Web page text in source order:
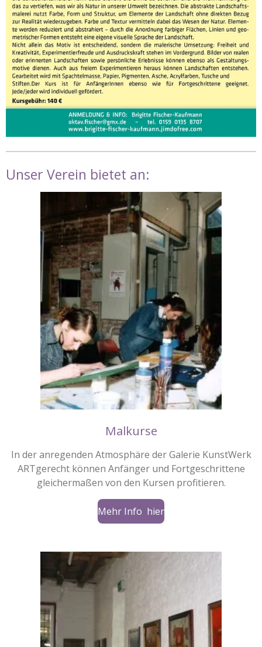
Unser Verein bietet an:
Malkurse
In der anregenden Atmosphäre der Galerie KunstWerk
ARTgerecht können Anfänger und Fortgeschrittene
gleichermaßen von den Kursen profitieren.
Mehr Info hier